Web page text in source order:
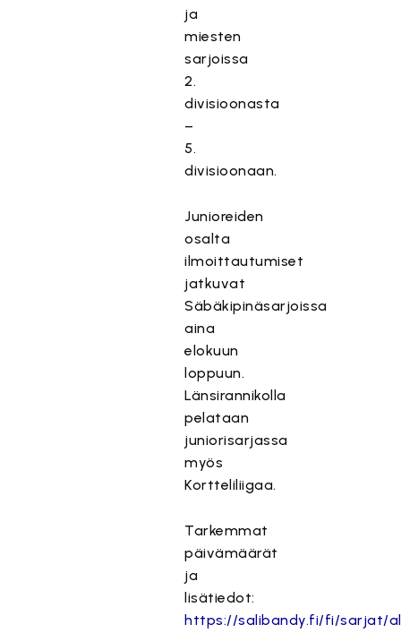
ja
miesten
sarjoissa
2.
divisioonasta
–
5.
divisioonaan.
Junioreiden
osalta
ilmoittautumiset
jatkuvat
Säbäkipinäsarjoissa
aina
elokuun
loppuun.
Länsirannikolla
pelataan
juniorisarjassa
myös
Kortteliliigaa.
Tarkemmat
päivämäärät
ja
lisätiedot:
https://salibandy.fi/fi/sarjat/